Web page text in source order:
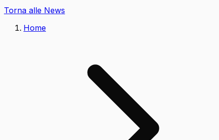
Torna alle News
Home